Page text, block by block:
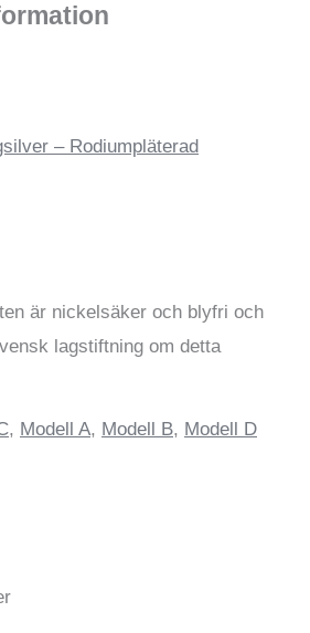
– Rodiumpläterad
är nickelsäker och blyfri och
lagstiftning om detta
, Modell A, Modell B, Modell D